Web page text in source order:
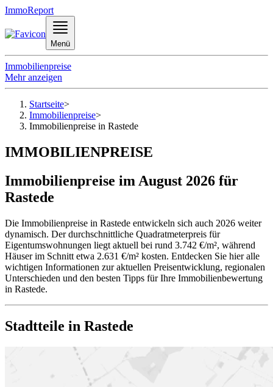
ImmoReport
Menü
Immobilienpreise
Mehr anzeigen
Startseite>
Immobilienpreise>
Immobilienpreise in Rastede
IMMOBILIENPREISE
Immobilienpreise im August 2026 für
Rastede
Die Immobilienpreise in Rastede entwickeln sich auch 2026 weiter
dynamisch. Der durchschnittliche Quadratmeterpreis für
Eigentumswohnungen liegt aktuell bei rund 3.742 €/m², während
Häuser im Schnitt etwa 2.631 €/m² kosten. Entdecken Sie hier alle
wichtigen Informationen zur aktuellen Preisentwicklung, regionalen
Unterschieden und den besten Tipps für Ihre Immobilienbewertung
in Rastede.
Stadtteile in Rastede